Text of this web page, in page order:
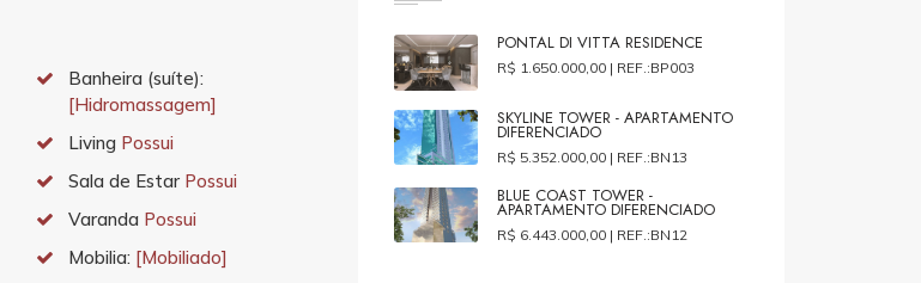
Banheira (suíte):
[Hidromassagem]
Living Possui
Sala de Estar Possui
Varanda Possui
Mobilia: [Mobiliado]
PONTAL DI VITTA RESIDENCE
R$ 1.650.000,00 | REF.:BP003
SKYLINE TOWER - APARTAMENTO
DIFERENCIADO
R$ 5.352.000,00 | REF.:BN13
BLUE COAST TOWER -
APARTAMENTO DIFERENCIADO
R$ 6.443.000,00 | REF.:BN12